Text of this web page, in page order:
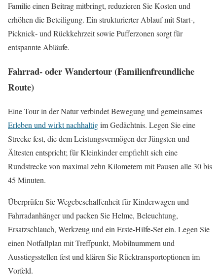
Familie einen Beitrag mitbringt, reduzieren Sie Kosten und
erhöhen die Beteiligung. Ein strukturierter Ablauf mit Start-,
Picknick‑ und Rückkehrzeit sowie Pufferzonen sorgt für
entspannte Abläufe.
Fahrrad‑ oder Wandertour (Familienfreundliche
Route)
Eine Tour in der Natur verbindet Bewegung und gemeinsames
Erleben und wirkt nachhaltigim Gedächtnis. Legen Sie eine
Strecke fest, die dem Leistungsvermögen der Jüngsten und
Ältesten entspricht; für Kleinkinder empfiehlt sich eine
Rundstrecke von maximal zehn Kilometern mit Pausen alle 30 bis
45 Minuten.
Überprüfen Sie Wegebeschaffenheit für Kinderwagen und
Fahrradanhänger und packen Sie Helme, Beleuchtung,
Ersatzschlauch, Werkzeug und ein Erste‑Hilfe‑Set ein. Legen Sie
einen Notfallplan mit Treffpunkt, Mobilnummern und
Ausstiegsstellen fest und klären Sie Rücktransportoptionen im
Vorfeld.